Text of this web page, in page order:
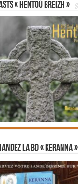
« Hentoù Breizh »
la BD « Keranna »